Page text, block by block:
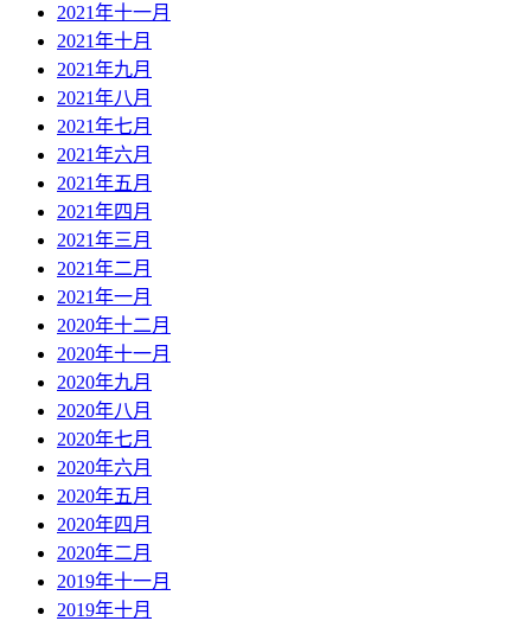
2021年十一月
2021年十月
2021年九月
2021年八月
2021年七月
2021年六月
2021年五月
2021年四月
2021年三月
2021年二月
2021年一月
2020年十二月
2020年十一月
2020年九月
2020年八月
2020年七月
2020年六月
2020年五月
2020年四月
2020年二月
2019年十一月
2019年十月